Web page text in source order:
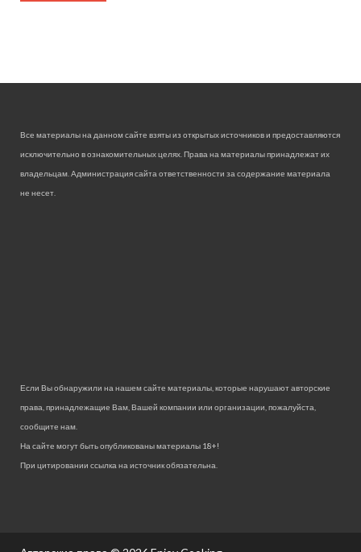
Все материалы на данном сайте взяты из открытых источников и предоставляются
исключительно в ознакомительных целях. Права на материалы принадлежат их
владельцам. Администрация сайта ответственности за содержание материала
не несет.
Если Вы обнаружили на нашем сайте материалы, которые нарушают авторские
права, принадлежащие Вам, Вашей компании или организации, пожалуйста,
сообщите нам.
На сайте могут быть опубликованы материалы 18+!
При цитировании ссылка на источник обязательна.